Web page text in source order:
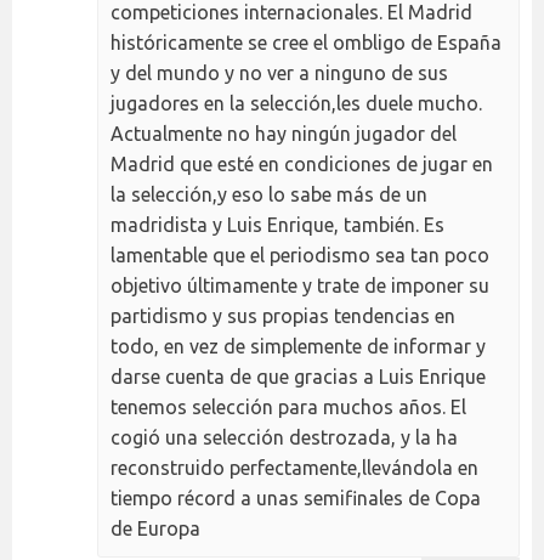
competiciones internacionales. El Madrid
históricamente se cree el ombligo de España
y del mundo y no ver a ninguno de sus
jugadores en la selección,les duele mucho.
Actualmente no hay ningún jugador del
Madrid que esté en condiciones de jugar en
la selección,y eso lo sabe más de un
madridista y Luis Enrique, también. Es
lamentable que el periodismo sea tan poco
objetivo últimamente y trate de imponer su
partidismo y sus propias tendencias en
todo, en vez de simplemente de informar y
darse cuenta de que gracias a Luis Enrique
tenemos selección para muchos años. El
cogió una selección destrozada, y la ha
reconstruido perfectamente,llevándola en
tiempo récord a unas semifinales de Copa
de Europa